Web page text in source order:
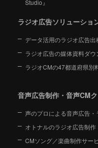
Studio』
ラジオ広告ソリューショ
データ活用のラジオ広告
ラジオ広告の媒体資料ダウ
ラジオCMの47都道府県別
音声広告制作・音声CM
声のプロによる音声広告
オトナルのラジオ広告制作
CMソング／楽曲制作サー